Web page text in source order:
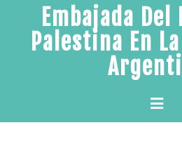
content
Embajada Del
Palestina En
Menu